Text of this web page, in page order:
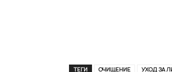
ТЕГИ ОЧИЩЕНИЕ УХОД ЗА